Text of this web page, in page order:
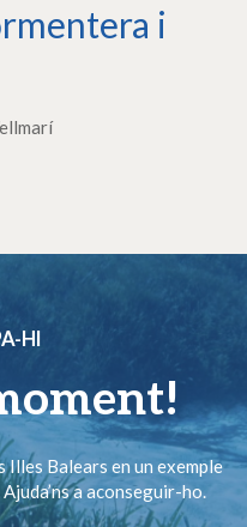
i
HI
Illes Balears en un exemple
a aconseguir-ho.